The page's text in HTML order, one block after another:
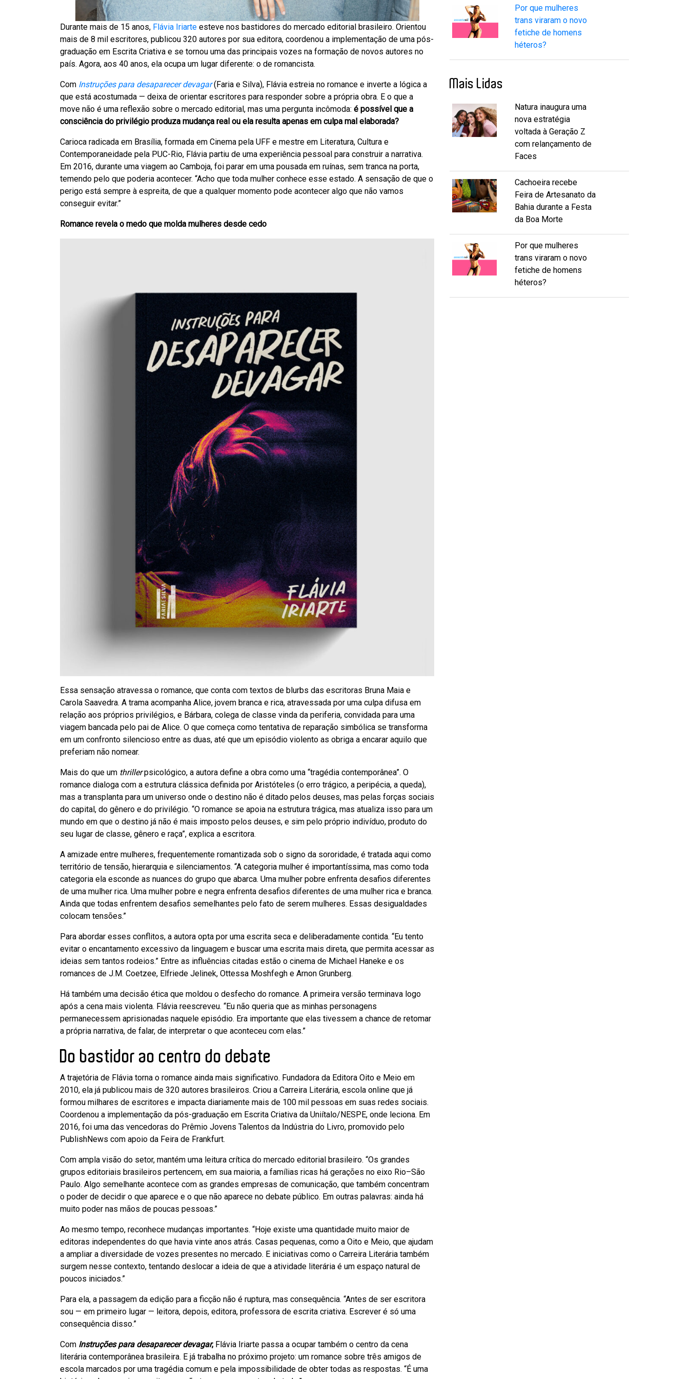
Durante mais de 15 anos, Flávia Iriarte esteve nos bastidores do mercado editorial brasileiro. Orientou
mais de 8 mil escritores, publicou 320 autores por sua editora, coordenou a implementação de uma pós-
graduação em Escrita Criativa e se tornou uma das principais vozes na formação de novos autores no
país. Agora, aos 40 anos, ela ocupa um lugar diferente: o de romancista.
Com Instruções para desaparecer devagar(Faria e Silva), Flávia estreia no romance e inverte a lógica a
que está acostumada — deixa de orientar escritores para responder sobre a própria obra. E o que a
move não é uma reflexão sobre o mercado editorial, mas uma pergunta incômoda: é possível que a
consciência do privilégio produza mudança real ou ela resulta apenas em culpa mal elaborada?
Carioca radicada em Brasília, formada em Cinema pela UFF e mestre em Literatura, Cultura e
Contemporaneidade pela PUC-Rio, Flávia partiu de uma experiência pessoal para construir a narrativa.
Em 2016, durante uma viagem ao Camboja, foi parar em uma pousada em ruínas, sem tranca na porta,
temendo pelo que poderia acontecer. “Acho que toda mulher conhece esse estado. A sensação de que o
perigo está sempre à espreita, de que a qualquer momento pode acontecer algo que não vamos
conseguir evitar.”
Romance revela o medo que molda mulheres desde cedo
Essa sensação atravessa o romance, que conta com textos de blurbs das escritoras Bruna Maia e
Carola Saavedra. A trama acompanha Alice, jovem branca e rica, atravessada por uma culpa difusa em
relação aos próprios privilégios, e Bárbara, colega de classe vinda da periferia, convidada para uma
viagem bancada pelo pai de Alice. O que começa como tentativa de reparação simbólica se transforma
em um confronto silencioso entre as duas, até que um episódio violento as obriga a encarar aquilo que
preferiam não nomear.
Mais do que um thrillerpsicológico, a autora define a obra como uma “tragédia contemporânea”. O
romance dialoga com a estrutura clássica definida por Aristóteles (o erro trágico, a peripécia, a queda),
mas a transplanta para um universo onde o destino não é ditado pelos deuses, mas pelas forças sociais
do capital, do gênero e do privilégio. “O romance se apoia na estrutura trágica, mas atualiza isso para um
mundo em que o destino já não é mais imposto pelos deuses, e sim pelo próprio indivíduo, produto do
seu lugar de classe, gênero e raça”, explica a escritora.
A amizade entre mulheres, frequentemente romantizada sob o signo da sororidade, é tratada aqui como
território de tensão, hierarquia e silenciamentos. “A categoria mulher é importantíssima, mas como toda
categoria ela esconde as nuances do grupo que abarca. Uma mulher pobre enfrenta desafios diferentes
de uma mulher rica. Uma mulher pobre e negra enfrenta desafios diferentes de uma mulher rica e branca.
Ainda que todas enfrentem desafios semelhantes pelo fato de serem mulheres. Essas desigualdades
colocam tensões.”
Para abordar esses conflitos, a autora opta por uma escrita seca e deliberadamente contida. “Eu tento
evitar o encantamento excessivo da linguagem e buscar uma escrita mais direta, que permita acessar as
ideias sem tantos rodeios.” Entre as influências citadas estão o cinema de Michael Haneke e os
romances de J.M. Coetzee, Elfriede Jelinek, Ottessa Moshfegh e Arnon Grunberg.
Há também uma decisão ética que moldou o desfecho do romance. A primeira versão terminava logo
após a cena mais violenta. Flávia reescreveu. “Eu não queria que as minhas personagens
permanecessem aprisionadas naquele episódio. Era importante que elas tivessem a chance de retomar
a própria narrativa, de falar, de interpretar o que aconteceu com elas.”
Do bastidor ao centro do debate
A trajetória de Flávia torna o romance ainda mais significativo. Fundadora da Editora Oito e Meio em
2010, ela já publicou mais de 320 autores brasileiros. Criou a Carreira Literária, escola online que já
formou milhares de escritores e impacta diariamente mais de 100 mil pessoas em suas redes sociais.
Coordenou a implementação da pós-graduação em Escrita Criativa da Uniítalo/NESPE, onde leciona. Em
2016, foi uma das vencedoras do Prêmio Jovens Talentos da Indústria do Livro, promovido pelo
PublishNews com apoio da Feira de Frankfurt.
Com ampla visão do setor, mantém uma leitura crítica do mercado editorial brasileiro. “Os grandes
grupos editoriais brasileiros pertencem, em sua maioria, a famílias ricas há gerações no eixo Rio–São
Paulo. Algo semelhante acontece com as grandes empresas de comunicação, que também concentram
o poder de decidir o que aparece e o que não aparece no debate público. Em outras palavras: ainda há
muito poder nas mãos de poucas pessoas.”
Ao mesmo tempo, reconhece mudanças importantes. “Hoje existe uma quantidade muito maior de
editoras independentes do que havia vinte anos atrás. Casas pequenas, como a Oito e Meio, que ajudam
a ampliar a diversidade de vozes presentes no mercado. E iniciativas como o Carreira Literária também
surgem nesse contexto, tentando deslocar a ideia de que a atividade literária é um espaço natural de
poucos iniciados.”
Para ela, a passagem da edição para a ficção não é ruptura, mas consequência. “Antes de ser escritora
sou — em primeiro lugar — leitora, depois, editora, professora de escrita criativa. Escrever é só uma
consequência disso.”
Com Instruções para desaparecer devagar, Flávia Iriarte passa a ocupar também o centro da cena
literária contemporânea brasileira. E já trabalha no próximo projeto: um romance sobre três amigos de
escola marcados por uma tragédia comum e pela impossibilidade de obter todas as respostas. “É uma
Por que mulheres
trans viraram o novo
fetiche de homens
héteros?
Mais Lidas
Natura inaugura uma
nova estratégia
voltada à Geração Z
com relançamento de
Faces
Cachoeira recebe
Feira de Artesanato da
Bahia durante a Festa
da Boa Morte
Por que mulheres
trans viraram o novo
fetiche de homens
héteros?